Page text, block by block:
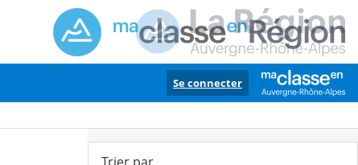
Se connecter